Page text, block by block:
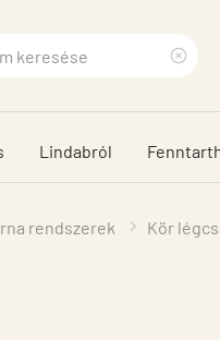
Lindabról
rendszerek Kör